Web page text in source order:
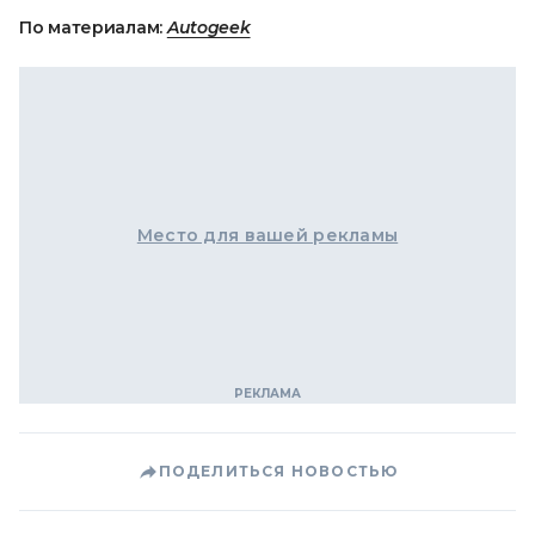
По материалам:Autogeek
Место для вашей рекламы
ПОДЕЛИТЬСЯ НОВОСТЬЮ